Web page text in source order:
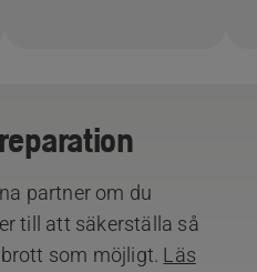
partner om du
till att säkerställa så
som möjligt. Läs